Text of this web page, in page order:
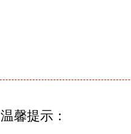
温馨提示：